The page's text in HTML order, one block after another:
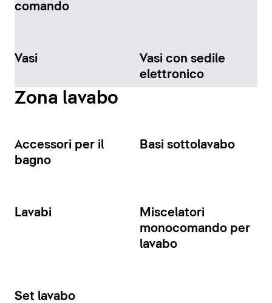
comando
Vasi
Vasi con sedile
elettronico
Zona lavabo
Accessori per il
bagno
Basi sottolavabo
Lavabi
Miscelatori
monocomando per
lavabo
Set lavabo